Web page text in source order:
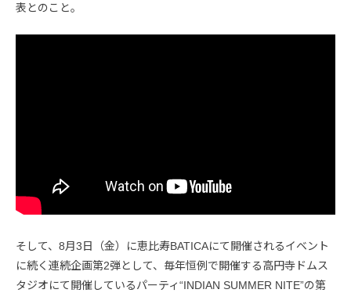
表とのこと。
そして、8月3日（金）に恵比寿BATICAにて開催されるイベント
に続く連続企画第2弾として、毎年恒例で開催する高円寺ドムス
タジオにて開催しているパーティ“INDIAN SUMMER NITE”の第